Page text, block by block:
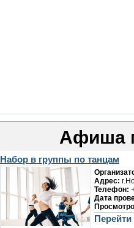
Афиша
Набор в группы по танцам
Адрес:
Телефон:
Дата